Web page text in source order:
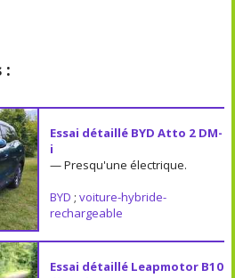
:
Essai détaillé BYD Atto 2 DM-
i
— Presqu'une électrique.
BYD ; voiture-hybride-
rechargeable
Essai détaillé Leapmotor B10